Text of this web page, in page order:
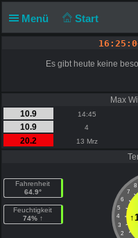
Menü Start
Es gibt heute keine
Max
10.9
14:45
10.9
4
20.2
13 Mrz
Fahrenheit
64.9°
Feuchtigkeit
74% ↑
8
7
6
5
4
3
2
↑